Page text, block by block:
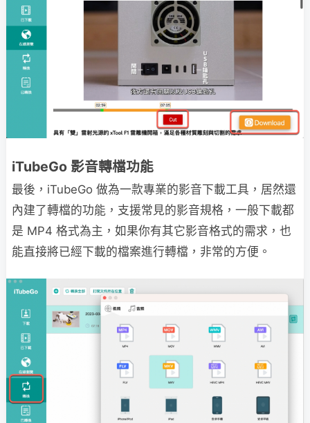
iTubeGo 影音轉檔功能
最後，iTubeGo 做為一款專業的影音下載工具，居然還
內建了轉檔的功能，支援常見的影音規格，一般下載都
是 MP4 格式為主，如果你有其它影音格式的需求，也
能直接將已經下載的檔案進行轉檔，非常的方便。